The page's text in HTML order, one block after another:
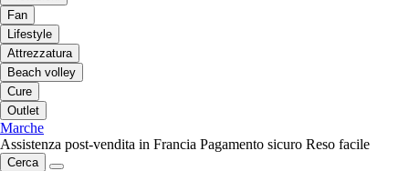
Fan
Lifestyle
Attrezzatura
Beach volley
Cure
Outlet
Marche
Assistenza post-vendita in Francia Pagamento sicuro Reso facile
Cerca